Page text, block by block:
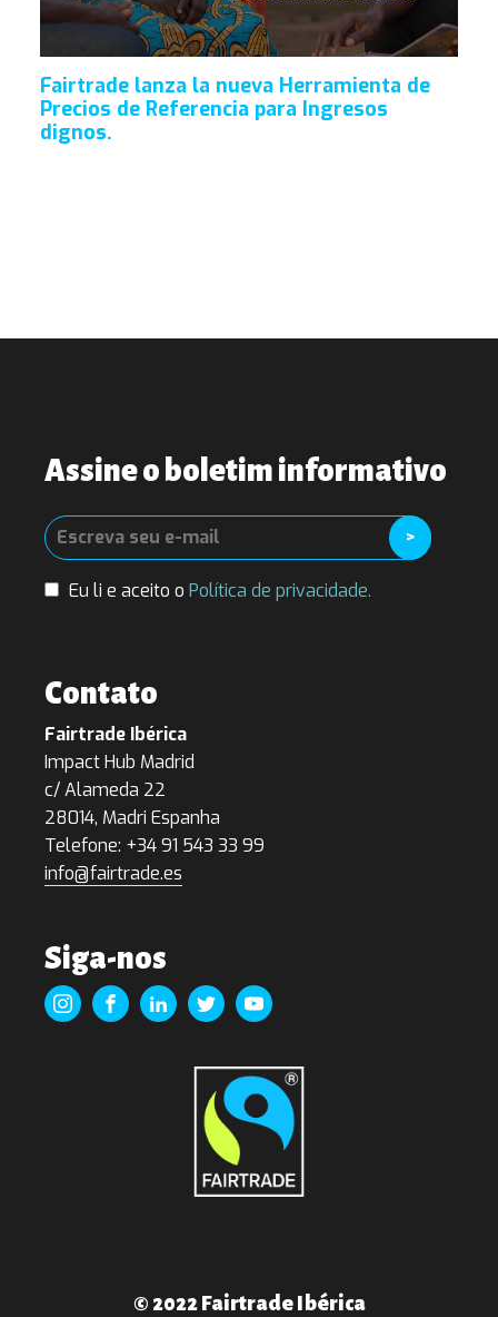
Fairtrade lanza la nueva Herramienta de
Precios de Referencia para Ingresos
dignos.
Assine o boletim informativo
Eu li e aceito o Política de privacidade.
Contato
Fairtrade Ibérica
Impact Hub Madrid
c/ Alameda 22
28014, Madri Espanha
Telefone: +34 91 543 33 99
info@fairtrade.es
Siga-nos
© 2022 Fairtrade Ibérica